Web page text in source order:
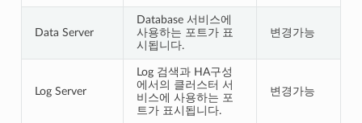
Data Server
Database 서비스에
사용하는 포트가 표
시됩니다.
변경가능
Log Server
Log 검색과 HA구성
에서의 클러스터 서
비스에 사용하는 포
트가 표시됩니다.
변경가능